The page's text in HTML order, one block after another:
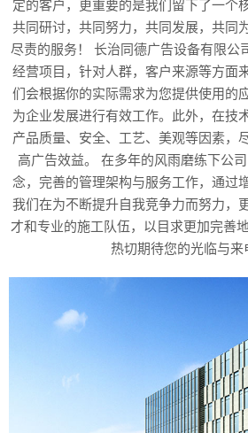
定的客户，更重要的是我们留下了一个
共同研讨，共同努力，共同发展，共同
尽责的服务！ 长治同德广告设备有限公
经营项目，针对人群，客户来源等方面
们会根据你的实际需求为您提供使用的
为企业发展进行有效工作。此外，在技
产品质量、安全、工艺、美观等因素，
高广告效益。 在多年的风雨磨练下公
念，完善的管理架构与服务工作，通过
我们在为不断提升自我竞争力而努力，
才和专业的施工队伍，以目求更加完善
热切期待您的光临与来